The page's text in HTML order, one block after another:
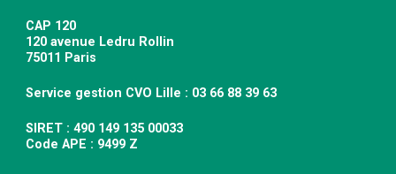
CAP 120
120 avenue Ledru Rollin
75011 Paris
Service gestion CVO Lille : 03 66 88 39 63
SIRET : 490 149 135 00033
Code APE : 9499 Z